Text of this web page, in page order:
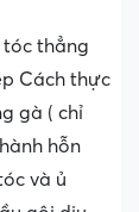
thẳng
Cách thực
gà ( chỉ
hỗn
và ủ